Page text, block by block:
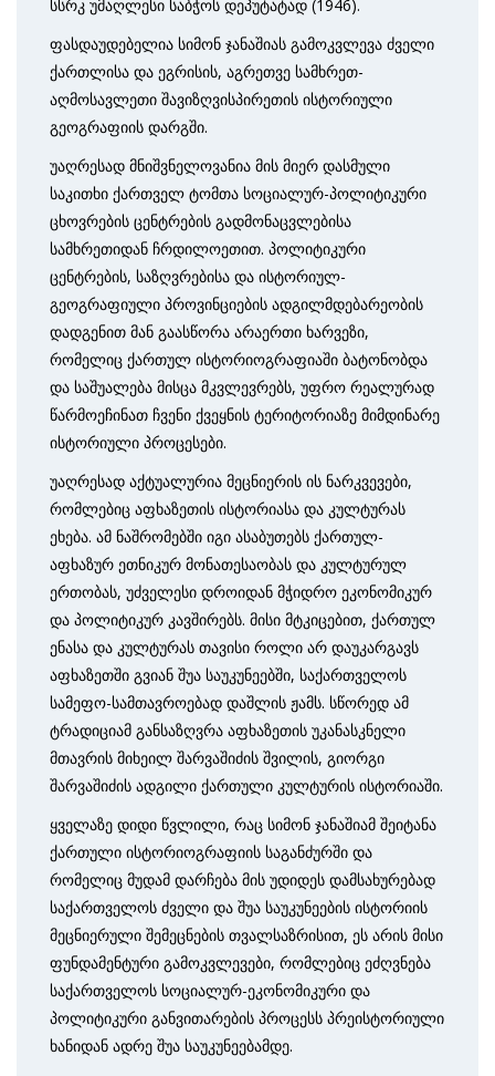
სსრკ უმაღლესი საბჭოს დეპუტატად (1946).
ფასდაუდებელია სიმონ ჯანაშიას გამოკვლევა ძველი
ქართლისა და ეგრისის, აგრეთვე სამხრეთ-
აღმოსავლეთი შავიზღვისპირეთის ისტორიული
გეოგრაფიის დარგში.
უაღრესად მნიშვნელოვანია მის მიერ დასმული
საკითხი ქართველ ტომთა სოციალურ-პოლიტიკური
ცხოვრების ცენტრების გადმონაცვლებისა
სამხრეთიდან ჩრდილოეთით. პოლიტიკური
ცენტრების, საზღვრებისა და ისტორიულ-
გეოგრაფიული პროვინციების ადგილმდებარეობის
დადგენით მან გაასწორა არაერთი ხარვეზი,
რომელიც ქართულ ისტორიოგრაფიაში ბატონობდა
და საშუალება მისცა მკვლევრებს, უფრო რეალურად
წარმოეჩინათ ჩვენი ქვეყნის ტერიტორიაზე მიმდინარე
ისტორიული პროცესები.
უაღრესად აქტუალურია მეცნიერის ის ნარკვევები,
რომლებიც აფხაზეთის ისტორიასა და კულტურას
ეხება. ამ ნაშრომებში იგი ასაბუთებს ქართულ-
აფხაზურ ეთნიკურ მონათესაობას და კულტურულ
ერთობას, უძველესი დროიდან მჭიდრო ეკონომიკურ
და პოლიტიკურ კავშირებს. მისი მტკიცებით, ქართულ
ენასა და კულტურას თავისი როლი არ დაუკარგავს
აფხაზეთში გვიან შუა საუკუნეებში, საქართველოს
სამეფო-სამთავროებად დაშლის ჟამს. სწორედ ამ
ტრადიციამ განსაზღვრა აფხაზეთის უკანასკნელი
მთავრის მიხეილ შარვაშიძის შვილის, გიორგი
შარვაშიძის ადგილი ქართული კულტურის ისტორიაში.
ყველაზე დიდი წვლილი, რაც სიმონ ჯანაშიამ შეიტანა
ქართული ისტორიოგრაფიის საგანძურში და
რომელიც მუდამ დარჩება მის უდიდეს დამსახურებად
საქართველოს ძველი და შუა საუკუნეების ისტორიის
მეცნიერული შემეცნების თვალსაზრისით, ეს არის მისი
ფუნდამენტური გამოკვლევები, რომლებიც ეძღვნება
საქართველოს სოციალურ-ეკონომიკური და
პოლიტიკური განვითარების პროცესს პრეისტორიული
ხანიდან ადრე შუა საუკუნეებამდე.